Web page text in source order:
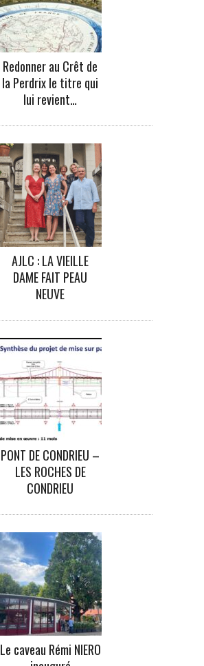
Redonner au Crêt de
la Perdrix le titre qui
lui revient…
AJLC : LA VIEILLE
DAME FAIT PEAU
NEUVE
PONT DE CONDRIEU –
LES ROCHES DE
CONDRIEU
Le caveau Rémi NIERO